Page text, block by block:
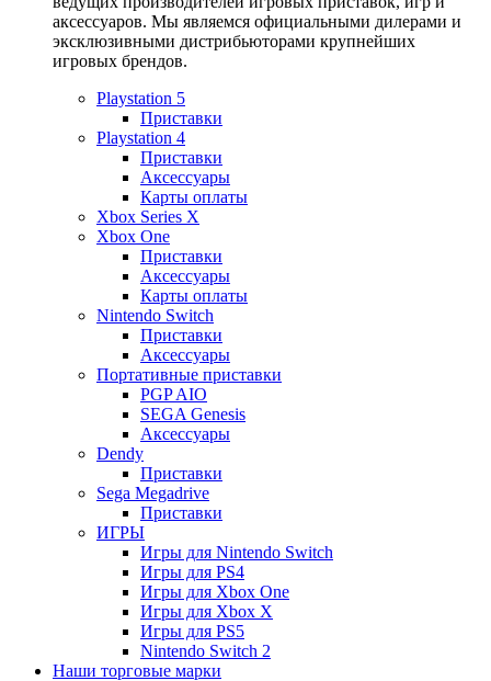
аксессуаров. Мы являемся официальными дилерами и
эксклюзивными дистрибьюторами крупнейших
игровых брендов.
Playstation 5
Приставки
Playstation 4
Приставки
Аксессуары
Карты оплаты
Xbox Series X
Xbox One
Приставки
Аксессуары
Карты оплаты
Nintendo Switch
Приставки
Аксессуары
Портативные приставки
PGP AIO
SEGA Genesis
Аксессуары
Dendy
Приставки
Sega Megadrive
Приставки
ИГРЫ
Игры для Nintendo Switch
Игры для PS4
Игры для Xbox One
Игры для Xbox X
Игры для PS5
Nintendo Switch 2
Наши торговые марки